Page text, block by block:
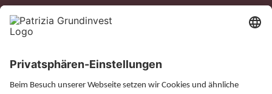
Xing
Magazin